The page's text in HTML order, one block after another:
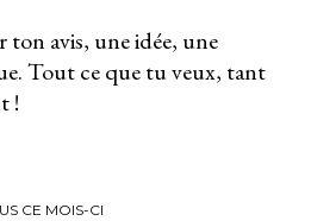
ton avis, une idée, une
Tout ce que tu veux, tant
!
CE MOIS-CI